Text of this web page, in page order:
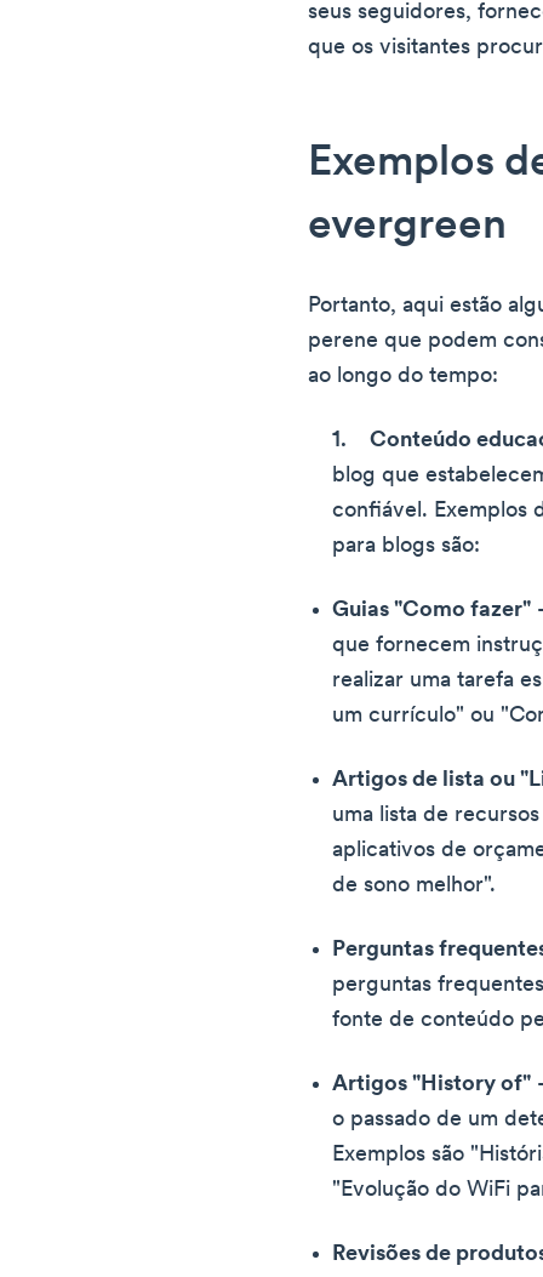
seus seguidores,
que os visitantes
Exemplos
evergreen
Portanto, aqui estão
perene que podem
ao longo do tempo:
Conteúdo
blog que
confiável. Exemplos
para blogs são:
Guias "Como fazer"
que fornecem
realizar uma tarefa
um currículo" ou
Artigos de lista ou
uma lista de
aplicativos de
de sono melhor".
Perguntas
perguntas
fonte de conteúdo
Artigos "History of"
o passado de um
Exemplos são
"Evolução do WiFi
Revisões de